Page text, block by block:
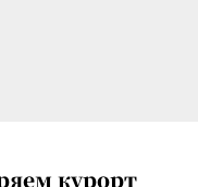
курорт